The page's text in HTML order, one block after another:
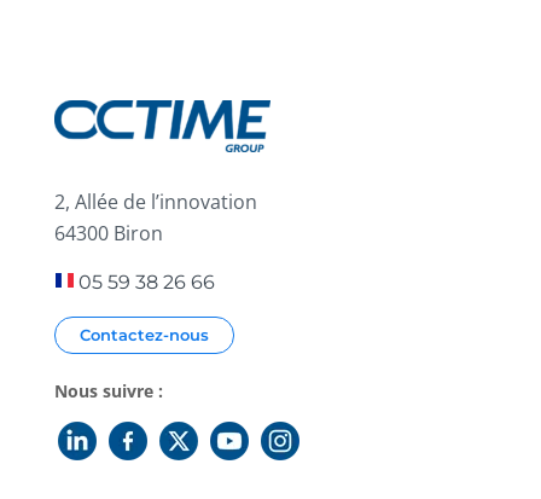
2, Allée de l’innovation
64300 Biron
05 59 38 26 66
Contactez-nous
Nous suivre :